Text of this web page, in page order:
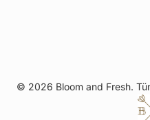
© 2026 Bloom and Fresh.